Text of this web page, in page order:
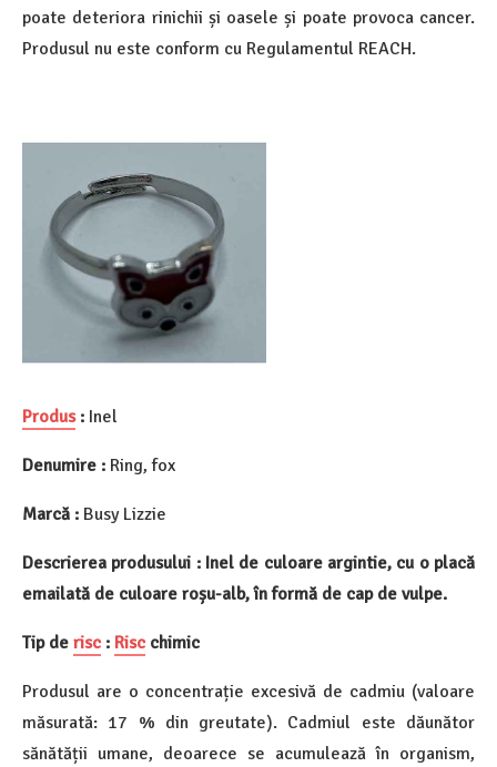
poate deteriora rinichii și oasele și poate provoca cancer.
Produsul nu este conform cu Regulamentul REACH.
Produs: Inel
Denumire : Ring, fox
Marcă : Busy Lizzie
Descrierea produsului : Inel de culoare argintie, cu o placă
emailată de culoare roșu-alb, în formă de cap de vulpe.
Tip de risc : Risc chimic
Produsul are o concentrație excesivă de cadmiu (valoare
măsurată: 17 % din greutate). Cadmiul este dăunător
sănătății umane, deoarece se acumulează în organism,